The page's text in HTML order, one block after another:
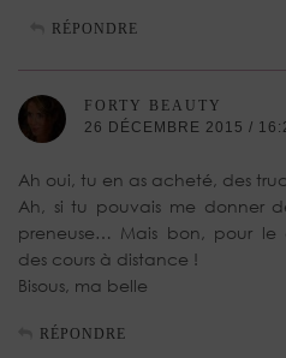
RÉPONDRE
FORTY BEAUTY
26 DÉCEMBRE 2015 /
Ah oui, tu en as acheté, des
Ah, si tu pouvais me donner
preneuse… Mais bon, pour le
des cours à distance !
Bisous, ma belle
RÉPONDRE